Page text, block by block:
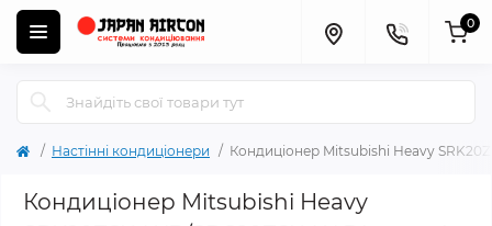
0
Настінні кондиціонери Кондиціонер Mitsubishi Heavy
Кондиціонер Mitsubishi Heavy